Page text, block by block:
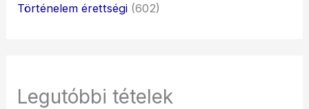
Történelem érettségi (602)
Legutóbbi tételek